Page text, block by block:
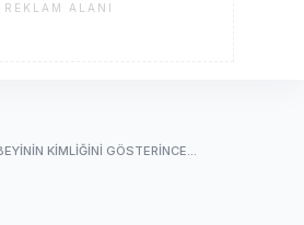
REKLAM ALANI
KIMLIĞINI GÖSTERINCE...